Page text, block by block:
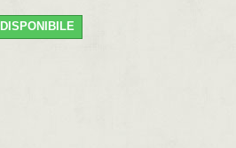
DISPONIBILE